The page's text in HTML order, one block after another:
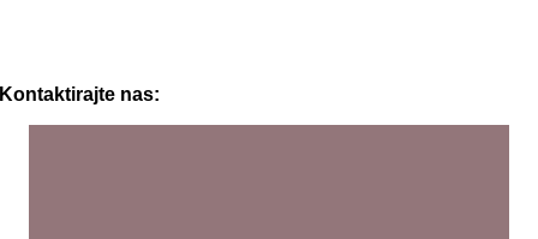
Kontaktirajte nas: